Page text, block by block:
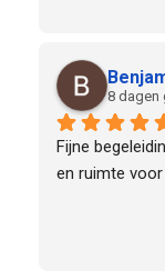
verzorgd
8 dagen
Fijne
en ruimte